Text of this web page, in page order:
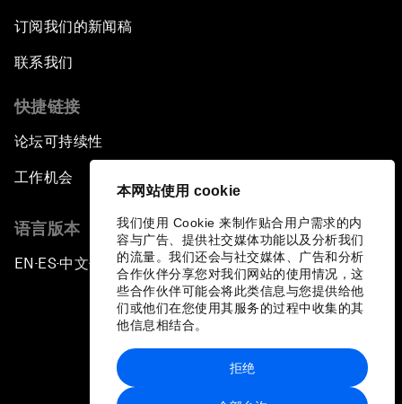
本网站使用 cookie
我们使用 Cookie 来制作贴合用户需求的内
容与广告、提供社交媒体功能以及分析我们
的流量。我们还会与社交媒体、广告和分析
合作伙伴分享您对我们网站的使用情况，这
些合作伙伴可能会将此类信息与您提供给他
们或他们在您使用其服务的过程中收集的其
他信息相结合。
拒绝
订阅我们的新闻稿
联系我们
快捷链接
论坛可持续性
工作机会
语言版本
EN ▪ES▪中文▪ 日本語